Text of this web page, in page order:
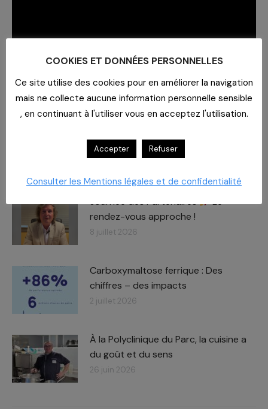
Journée des Partenaires
Le
rendez-vous approche !
8 juillet 2026
Carboxymaltose ferrique : Des
chiffres – des impacts​
2 juillet 2026
À la Polyclinique du Parc, la cuisine a
du goût et du sens
26 juin 2026
COOKIES ET DONNÉES PERSONNELLES
Ce site utilise des cookies pour en améliorer la navigation
mais ne collecte aucune information personnelle sensible
, en continuant à l'utiliser vous en acceptez l'utilisation.
Accepter Refuser
Consulter les Mentions légales et de confidentialité